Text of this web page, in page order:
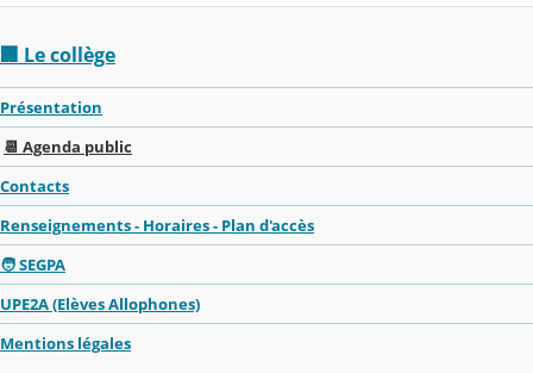
🏢 Le collège
Présentation
📆 Agenda public
Contacts
Renseignements - Horaires - Plan d'accès
🧑 SEGPA
UPE2A (Elèves Allophones)
Mentions légales